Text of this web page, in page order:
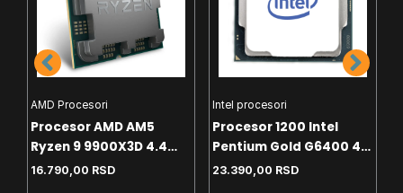
AMD Procesori
Procesor AMD AM5
Ryzen 9 9900X3D 4.4
GHz Tray
16.790,00 RSD
Intel procesori
Procesor 1200 Intel
Pentium Gold G6400 4.0
GHz Tray
23.390,00 RSD